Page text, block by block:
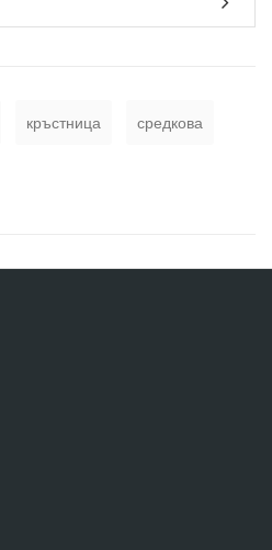
кръстница средкова